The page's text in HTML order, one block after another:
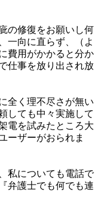
の修復をお願いし何
一向に直らず、（よ
費用がかかると分か
仕事を放り出され放
全く理不尽さが無い
しても中々実施して
電を試みたところ大
ーザーがおられま
私についても電話で
弁護士でも何でも連